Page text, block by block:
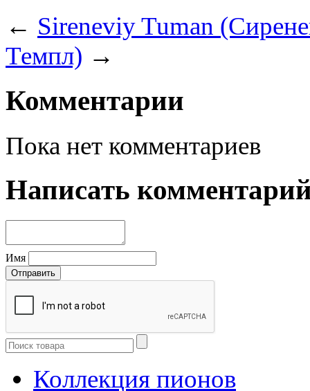
← Sireneviy Tuman
Темпл) →
Комментарии
Пока нет комментариев
Написать
Имя
Коллекция пионов